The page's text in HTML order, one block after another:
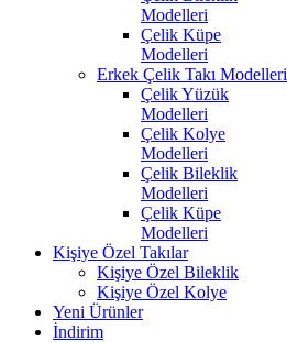
Modelleri
Çelik Küpe
Modelleri
Erkek Çelik Takı Modelleri
Çelik Yüzük
Modelleri
Çelik Kolye
Modelleri
Çelik Bileklik
Modelleri
Çelik Küpe
Modelleri
Kişiye Özel Takılar
Kişiye Özel Bileklik
Kişiye Özel Kolye
Yeni Ürünler
İndirim